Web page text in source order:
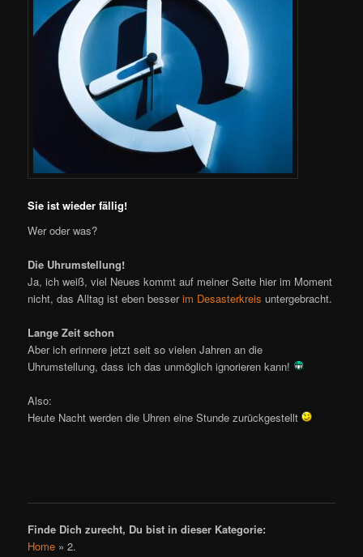
Sie ist wieder fällig!
Wer oder was?
Die Uhrumstellung!
Ja, ich weiß, viel Neues kommt auf meiner Seite hier im Moment
nicht, das Alltag ist eben besserim Desasterkreis untergebracht.
Lange Zeit schon
Aber ich erinnere jetzt seit so vielen Jahren an die
Uhrumstellung, dass ich das unmöglich ignorieren kann!
Also:
Heute Nacht werden die Uhren eine Stunde zurückgestellt
Finde Dich zurecht, Du bist in dieser Kategorie:
Home » 2.